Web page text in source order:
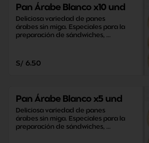
Pan Árabe Blanco x10 und
Deliciosa variedad de panes
árabes sin miga. Especiales para la
preparación de sándwiches,
S/ 6.50
Pan Árabe Blanco x5 und
Deliciosa variedad de panes
árabes sin miga. Especiales para la
preparación de sándwiches,